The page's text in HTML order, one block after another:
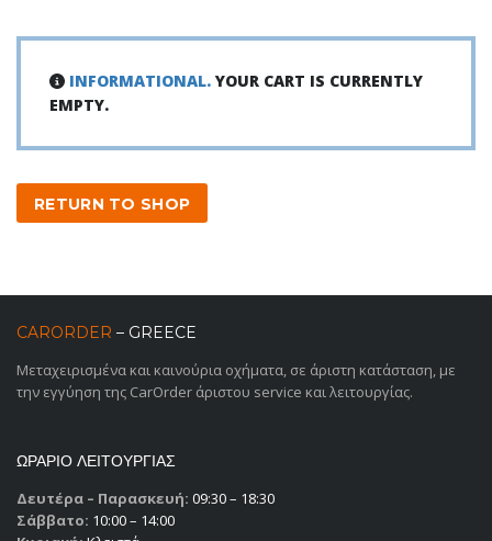
INFORMATIONAL. YOUR CART IS CURRENTLY
EMPTY.
RETURN TO SHOP
CARORDER – GREECE
Μεταχειρισμένα και καινούρια οχήματα, σε άριστη κατάσταση, με
την εγγύηση της CarOrder άριστου service και λειτουργίας.
ΩΡΑΡΙΟ ΛΕΙΤΟΥΡΓΙΑΣ
Δευτέρα – Παρασκευή: 09:30 – 18:30
Σάββατο: 10:00 – 14:00